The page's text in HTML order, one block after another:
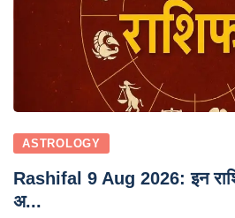
ASTROLOGY
Rashifal 9 Aug 2026: इन
अ...